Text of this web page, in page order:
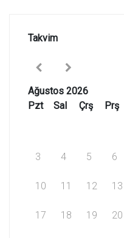
Takvim
Ağustos 2026
Pzt
Sal Çrş Prş
3 4 5 6
10 11 12 13
17 18 19 20